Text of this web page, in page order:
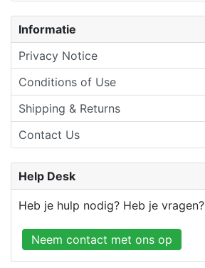
Informatie
Privacy Notice
Conditions of Use
Shipping & Returns
Contact Us
Help Desk
Heb je hulp nodig? Heb je vragen?
Neem contact met ons op